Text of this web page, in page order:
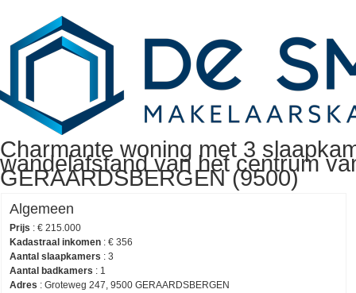
Charmante woning met 3
wandelafstand van het centrum
GERAARDSBERGEN (9500)
Algemeen
Prijs : € 215.000
Kadastraal inkomen : € 356
Aantal slaapkamers : 3
Aantal badkamers : 1
Adres : Groteweg 247, 9500 GERAARDSBERGEN